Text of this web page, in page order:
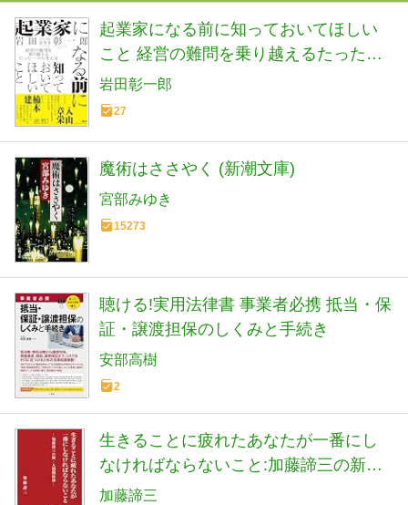
起業家になる前に知っておいてほしい
こと 経営の難問を乗り越えるたった一
つの考え方
岩田彰一郎
27
魔術はささやく (新潮文庫)
宮部みゆき
15273
聴ける!実用法律書 事業者必携 抵当・保
証・譲渡担保のしくみと手続き
安部高樹
2
生きることに疲れたあなたが一番にし
なければならないこと:加藤諦三の新・
人間関係論 (早稲田新書)
加藤諦三